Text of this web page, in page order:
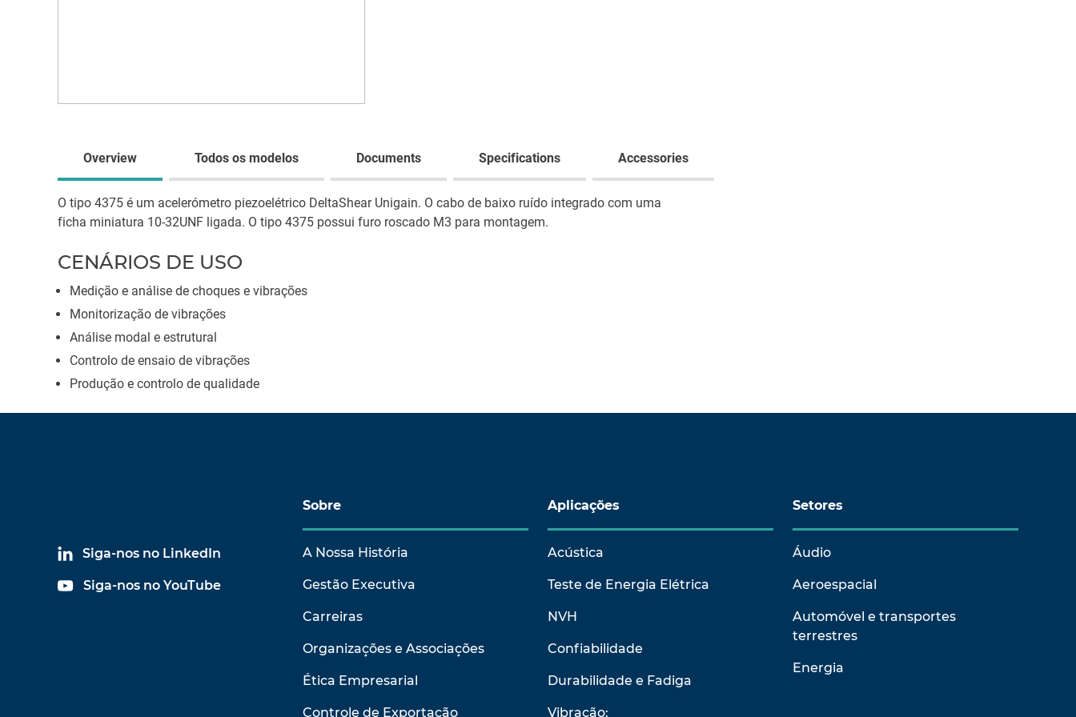
Overview Todos os modelos Documents Specifications Accessories
O tipo 4375 é um acelerómetro piezoelétrico DeltaShear Unigain. O cabo de baixo ruído integrado com uma
ficha miniatura 10-32UNF ligada. O tipo 4375 possui furo roscado M3 para montagem.
CENÁRIOS DE USO
Medição e análise de choques e vibrações
Monitorização de vibrações
Análise modal e estrutural
Controlo de ensaio de vibrações
Produção e controlo de qualidade
Siga-nos no LinkedIn
Siga-nos no YouTube
Sobre
A Nossa História
Gestão Executiva
Carreiras
Organizações e Associações
Ética Empresarial
Controle de Exportação
Aplicações
Acústica
Teste de Energia Elétrica
NVH
Confiabilidade
Durabilidade e Fadiga
Vibração:
Setores
Áudio
Aeroespacial
Automóvel e transportes
terrestres
Energia